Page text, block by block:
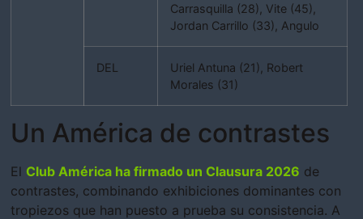
Carrasquilla (28), Vite (45),
Jordan Carrillo (33), Angulo
DEL
Uriel Antuna (21), Robert
Morales (31)
Un América de contrastes
El Club América ha firmado un Clausura 2026 de
contrastes, combinando exhibiciones dominantes con
tropiezos que han puesto a prueba su consistencia. A